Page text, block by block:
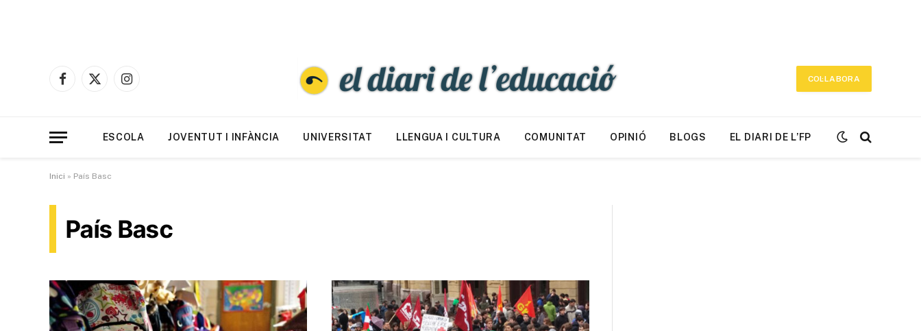
Facebook
X
Instagram
COL·LABORA
ESCOLA JOVENTUT I INFÀNCIA UNIVERSITAT LLENGUA I CULTURA COMUNITAT OPINIÓ BLOGS EL DIARI DE L’FP
Inici » País Basc
País Basc